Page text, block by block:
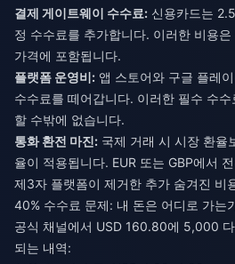
결제 게이트웨이 수수료: 신용카드는
정 수수료를 추가합니다. 이러한 비용
가격에 포함됩니다.
플랫폼 운영비: 앱 스토어와 구글 플레
수수료를 떼어갑니다. 이러한 필수 수
할 수밖에 없습니다.
통화 환전 마진: 국제 거래 시 시장 환율
율이 적용됩니다. EUR 또는 GBP에서
제3자 플랫폼이 제거한 추가 숨겨진 비
40% 수수료 문제: 내 돈은 어디로 가는
공식 채널에서 USD 160.80에 5,000
되는 내역: